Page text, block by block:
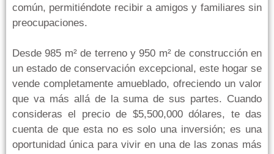
común, permitiéndote recibir a amigos y familiares sin
preocupaciones.
Desde 985 m² de terreno y 950 m² de construcción en
un estado de conservación excepcional, este hogar se
vende completamente amueblado, ofreciendo un valor
que va más allá de la suma de sus partes. Cuando
consideras el precio de $5,500,000 dólares, te das
cuenta de que esta no es solo una inversión; es una
oportunidad única para vivir en una de las zonas más